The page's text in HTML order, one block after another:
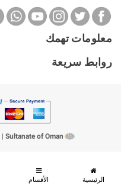
الرئيسية الأقسام
معلومات تهمك
روابط سريعة
| Sultanate of Oman